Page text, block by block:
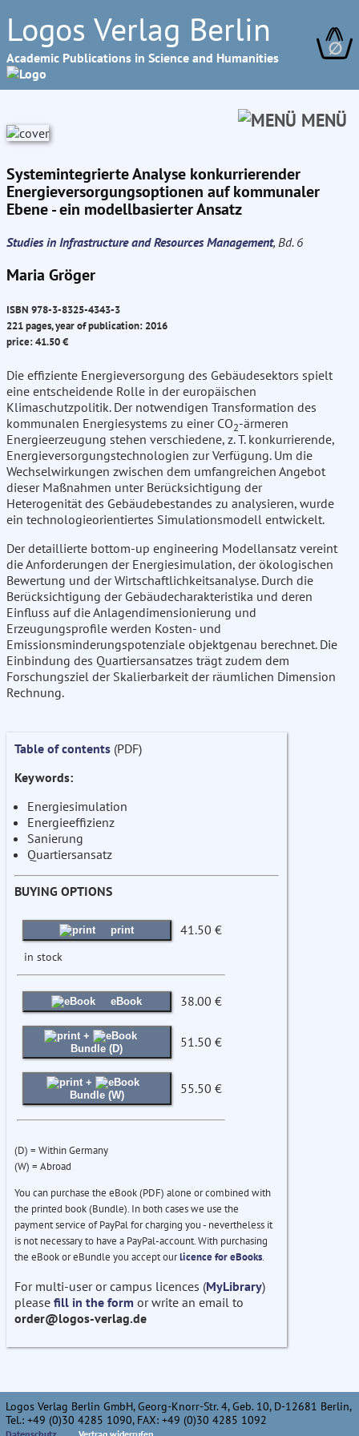
Logos Verlag Berlin
Academic Publications in Science and Humanities ∅
MENÜ
Systemintegrierte Analyse konkurrierender
Energieversorgungsoptionen auf kommunaler
Ebene - ein modellbasierter Ansatz
Studies in Infrastructure and Resources Management, Bd. 6
Maria Gröger
ISBN 978-3-8325-4343-3
221 pages, year of publication: 2016
price: 41.50 €
Die effiziente Energieversorgung des Gebäudesektors spielt
eine entscheidende Rolle in der europäischen
Klimaschutzpolitik. Der notwendigen Transformation des
kommunalen Energiesystems zu einer CO2-ärmeren
Energieerzeugung stehen verschiedene, z. T. konkurrierende,
Energieversorgungstechnologien zur Verfügung. Um die
Wechselwirkungen zwischen dem umfangreichen Angebot
dieser Maßnahmen unter Berücksichtigung der
Heterogenität des Gebäudebestandes zu analysieren, wurde
ein technologieorientiertes Simulationsmodell entwickelt.
Der detaillierte bottom-up engineering Modellansatz vereint
die Anforderungen der Energiesimulation, der ökologischen
Bewertung und der Wirtschaftlichkeitsanalyse. Durch die
Berücksichtigung der Gebäudecharakteristika und deren
Einfluss auf die Anlagendimensionierung und
Erzeugungsprofile werden Kosten- und
Emissionsminderungspotenziale objektgenau berechnet. Die
Einbindung des Quartiersansatzes trägt zudem dem
Forschungsziel der Skalierbarkeit der räumlichen Dimension
Rechnung.
Table of contents (PDF)
Keywords:
Energiesimulation
Energieeffizienz
Sanierung
Quartiersansatz
BUYING OPTIONS
print 41.50 €
in stock
eBook 38.00 €
+
Bundle (D)
51.50 €
+
Bundle (W)
55.50 €
(D) = Within Germany
(W) = Abroad
You can purchase the eBook (PDF) alone or combined with
the printed book (Bundle). In both cases we use the
payment service of PayPal for charging you - nevertheless it
is not necessary to have a PayPal-account. With purchasing
the eBook or eBundle you accept ourlicence for eBooks.
For multi-user or campus licences (MyLibrary)
please fill in the form or write an email to
order@logos-verlag.de
Logos Verlag Berlin GmbH, Georg-Knorr-Str. 4, Geb. 10, D-12681 Berlin,
Tel.: +49 (0)30 4285 1090, FAX: +49 (0)30 4285 1092